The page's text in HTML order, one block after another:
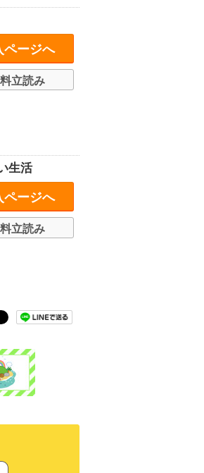
ページへ
立読み
生活
ページへ
立読み